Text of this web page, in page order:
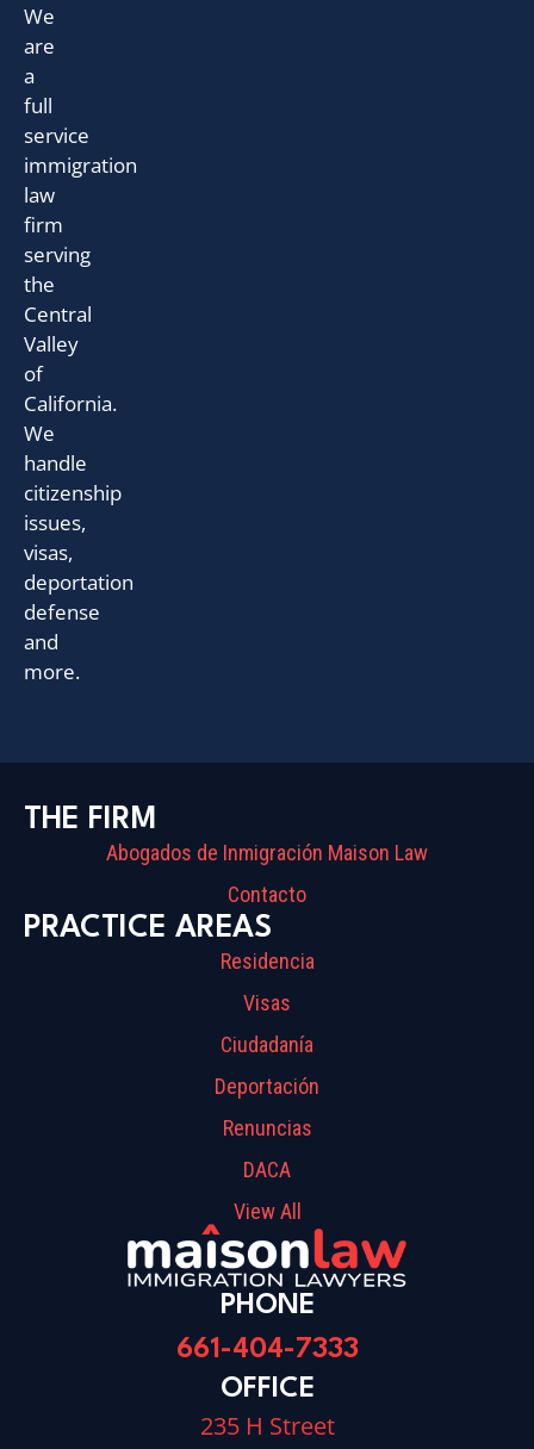
We
are
a
full
service
immigration
law
firm
serving
the
Central
Valley
of
California.
We
handle
citizenship
issues,
visas,
deportation
defense
and
more.
PHONE
661-404-7333
OFFICE
235 H Street
PRACTICE AREAS
Residencia
Visas
Ciudadanía
Deportación
Renuncias
DACA
View All
THE FIRM
Abogados de Inmigración Maison Law
Contacto